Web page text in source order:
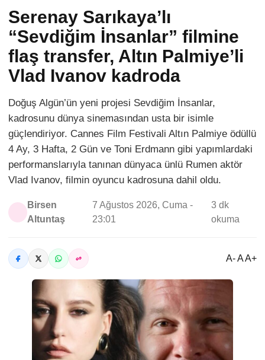
Serenay Sarıkaya’lı
“Sevdiğim İnsanlar” filmine
flaş transfer, Altın Palmiye’li
Vlad Ivanov kadroda
Doğuş Algün’ün yeni projesi Sevdiğim İnsanlar,
kadrosunu dünya sinemasından usta bir isimle
güçlendiriyor. Cannes Film Festivali Altın Palmiye ödüllü
4 Ay, 3 Hafta, 2 Gün ve Toni Erdmann gibi yapımlardaki
performanslarıyla tanınan dünyaca ünlü Rumen aktör
Vlad Ivanov, filmin oyuncu kadrosuna dahil oldu.
Birsen
Altuntaş
7 Ağustos 2026, Cuma -
23:01
3 dk
okuma
A- A A+